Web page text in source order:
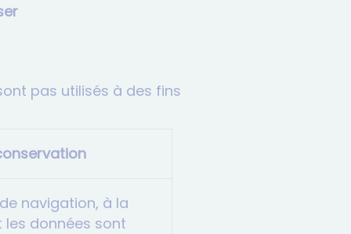
pas utilisés à des fins
navigation, à la
données sont